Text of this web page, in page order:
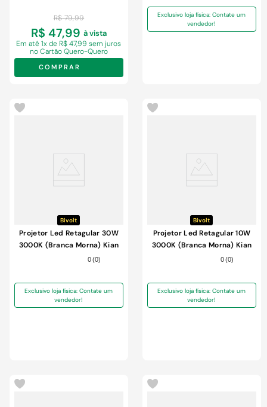
R$ 79,99
R$ 47,99 à vista
Ematé 1x de R$ 47,99 sem juros
no Cartão Quero-Quero
COMPRAR
Exclusivo loja física: Contate um
vendedor!
Bivolt
Projetor Led Retagular 30W
3000K (Branca Morna) Kian
Preto Bivolt0 (0)
Exclusivo loja física: Contate um
vendedor!
Bivolt
Projetor Led Retagular 10W
3000K (Branca Morna) Kian
Preto Bivolt0 (0)
Exclusivo loja física: Contate um
vendedor!